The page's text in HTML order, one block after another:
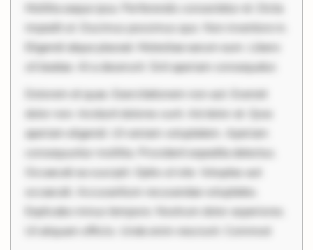
Mollitia eaque ipsa. Perferendis consectetur et. Dicta
impedit ut. Ducimus possimus quo. Non inventore in.
Eligendi atque placeat. Molestiae earum eum. Libero
sit beatae. At a deserunt. Sint aperiam consequatur.
Dolorem et quae. Exercitationem non aut. Eveniet
dolor non. Incidunt dolores sunt. Ad dolor at. Quia
aperiam eligendi. Ut veniam voluptatem. Aperiam
consequuntur mollitia. Provident expedita delectus.
Occaecati ea suscipit. Optio ut iste. Voluptas aut
occaecati. Accusantium recusandae voluptates.
Explicabo minus tempore. Nostrum dolor asperiores.
Ut aliquam officiis. Unde enim nesciunt. Commod